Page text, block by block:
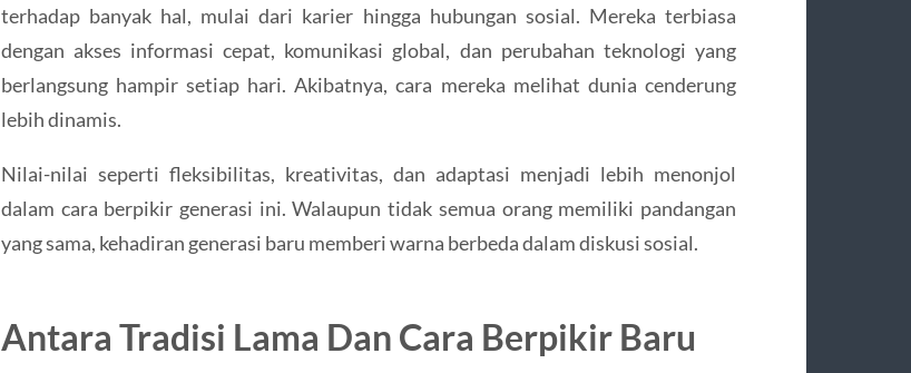
terhadap banyak hal, mulai dari karier hingga hubungan sosial. Mereka terbiasa
dengan akses informasi cepat, komunikasi global, dan perubahan teknologi yang
berlangsung hampir setiap hari. Akibatnya, cara mereka melihat dunia cenderung
lebih dinamis.
Nilai-nilai seperti fleksibilitas, kreativitas, dan adaptasi menjadi lebih menonjol
dalam cara berpikir generasi ini. Walaupun tidak semua orang memiliki pandangan
yang sama, kehadiran generasi baru memberi warna berbeda dalam diskusi sosial.
Antara Tradisi Lama Dan Cara Berpikir Baru